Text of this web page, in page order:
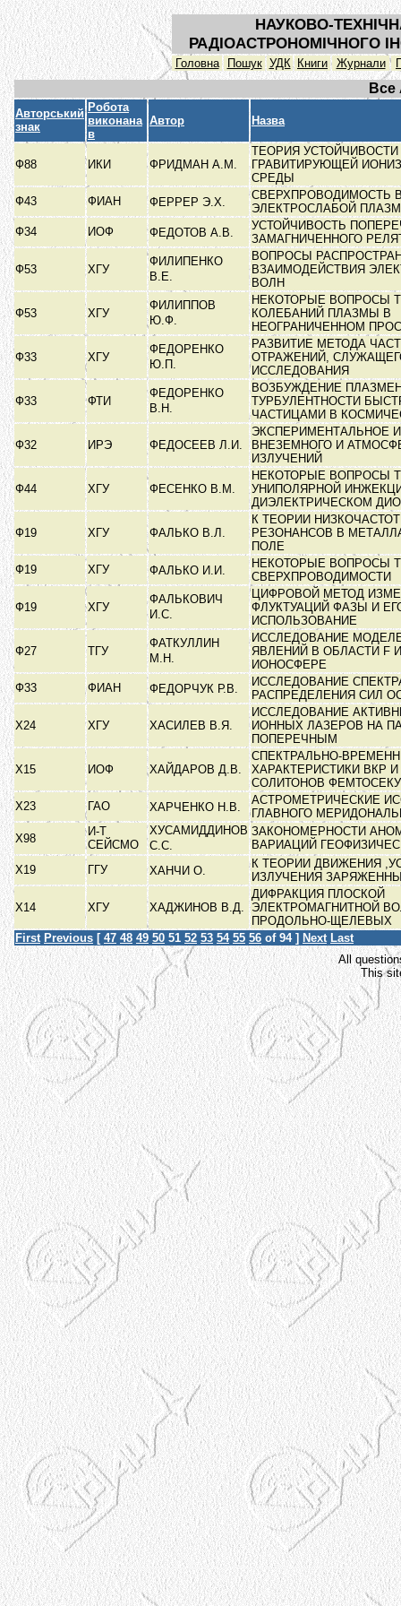
НАУКОВО-
РАДІОАСТРОНОМІЧНОГО
Головна Пошук УДК Книги Журнали
Все
Авторський
знак
Робота
виконана
в
Автор Назва
Ф88 ИКИ ФРИДМАН А.М.
ТЕОРИЯ УСТОЙЧИВОСТИ
ГРАВИТИРУЮЩЕЙ
СРЕДЫ
Ф43
ФИАН ФЕРРЕР Э.Х.
СВЕРХПРОВОДИМОСТЬ
ЭЛЕКТРОСЛАБОЙ
Ф34
ИОФ ФЕДОТОВ А.В.
УСТОЙЧИВОСТЬ
ЗАМАГНИЧЕННОГО
Ф53 ХГУ
ФИЛИПЕНКО
В.Е.
ВОПРОСЫ
ВЗАИМОДЕЙСТВИЯ
ВОЛН
Ф53 ХГУ
ФИЛИППОВ
Ю.Ф.
НЕКОТОРЫЕ ВОПРОСЫ
КОЛЕБАНИЙ ПЛАЗМЫ В
НЕОГРАНИЧЕННОМ
Ф33 ХГУ
ФЕДОРЕНКО
Ю.П.
РАЗВИТИЕ МЕТОДА
ОТРАЖЕНИЙ,
ИССЛЕДОВАНИЯ
Ф33 ФТИ
ФЕДОРЕНКО
В.Н.
ВОЗБУЖДЕНИЕ
ТУРБУЛЕНТНОСТИ
ЧАСТИЦАМИ В
Ф32 ИРЭ ФЕДОСЕЕВ Л.И.
ЭКСПЕРИМЕНТАЛЬНОЕ
ВНЕЗЕМНОГО И
ИЗЛУЧЕНИЙ
Ф44 ХГУ ФЕСЕНКО В.М.
НЕКОТОРЫЕ ВОПРОСЫ
УНИПОЛЯРНОЙ
ДИЭЛЕКТРИЧЕСКОМ
Ф19 ХГУ ФАЛЬКО В.Л.
К ТЕОРИИ
РЕЗОНАНСОВ В
ПОЛЕ
Ф19
ХГУ ФАЛЬКО И.И.
НЕКОТОРЫЕ ВОПРОСЫ
СВЕРХПРОВОДИМОСТИ
Ф19 ХГУ
ФАЛЬКОВИЧ
И.С.
ЦИФРОВОЙ МЕТОД
ФЛУКТУАЦИЙ ФАЗЫ И
ИСПОЛЬЗОВАНИЕ
Ф27 ТГУ
ФАТКУЛЛИН
М.Н.
ИССЛЕДОВАНИЕ
ЯВЛЕНИЙ В ОБЛАСТИ F
ИОНОСФЕРЕ
Ф33
ФИАН ФЕДОРЧУК Р.В.
ИССЛЕДОВАНИЕ
РАСПРЕДЕЛЕНИЯ СИЛ
Х24 ХГУ ХАСИЛЕВ В.Я.
ИССЛЕДОВАНИЕ
ИОННЫХ ЛАЗЕРОВ НА
ПОПЕРЕЧНЫМ
Х15 ИОФ ХАЙДАРОВ Д.В.
СПЕКТРАЛЬНО-
ХАРАКТЕРИСТИКИ ВКР
СОЛИТОНОВ
Х23
ГАО ХАРЧЕНКО Н.В.
АСТРОМЕТРИЧЕСКИЕ
ГЛАВНОГО
Х98
И-Т
СЕЙСМО
ХУСАМИДДИНОВ
С.С.
ЗАКОНОМЕРНОСТИ
ВАРИАЦИЙ
Х19
ГГУ ХАНЧИ О.
К ТЕОРИИ ДВИЖЕНИЯ
ИЗЛУЧЕНИЯ
Х14 ХГУ ХАДЖИНОВ В.Д.
ДИФРАКЦИЯ ПЛОСКОЙ
ЭЛЕКТРОМАГНИТНОЙ
ПРОДОЛЬНО-ЩЕЛЕВЫХ
First Previous [ 47 48 49 50 51 52 53 54 55 56 of 94 ] Next Last
All
This